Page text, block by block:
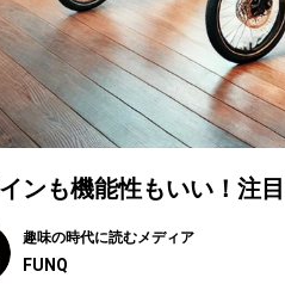
ンも機能性もいい！注
趣味の時代に読むメディア
FUNQ